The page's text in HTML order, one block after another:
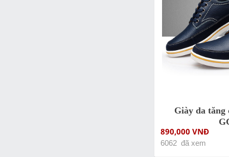
Giày da tăng
890,000 VNĐ
6062 đã xem